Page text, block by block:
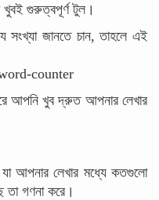
গুরুত্বপূর্ণ টুল।
সংখ্যা জানতে চান, তাহলে এই
counter
আপনি খুব দ্রুত আপনার লেখার
আপনার লেখার মধ্যে কতগুলো
গণনা করে।